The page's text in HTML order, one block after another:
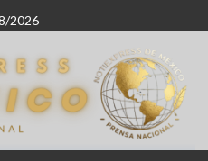
2026